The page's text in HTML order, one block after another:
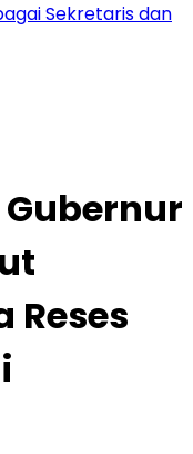
Sekretaris dan
Gubernur
Reses